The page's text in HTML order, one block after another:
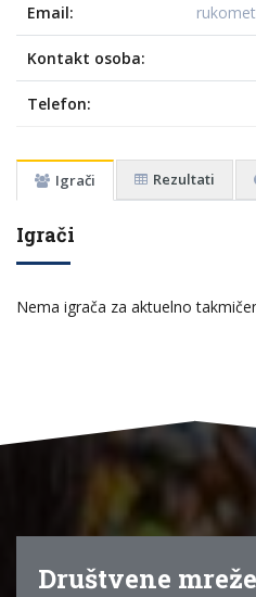
Email:
Kontakt osoba:
Telefon:
Igrači Rezultati
Igrači
Nema igrača za aktuelno
Društvene mreže